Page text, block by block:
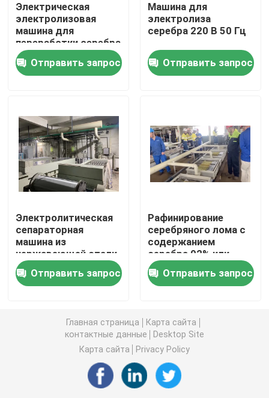
Новости
Машина рафинировки золота
Оборудование рафинировки платины
серебряная машина электролиза
Оборудование обработки ненужного газа
Печь золота индукции плавя
Серебряная отливная машина
Отливная машина Адвокатуры золота
Электрическая
электролизовая
машина для
переработки серебра
из нержавеющей
сталиОтправить запрос
Машина для
электролиза
серебра 220 В 50 Гц
Отправить запрос
Электролитическая
сепараторная
машина из
нержавеющей стали
для сепарации
драгоценных
металлов
Отправить запрос
Рафинирование
серебряного лома с
содержанием
серебра 92% или
более и меди 8%
Отправить запрос
Главная страница
Карта сайта
контактные данные
Desktop Site
Карта сайта
Privacy Policy